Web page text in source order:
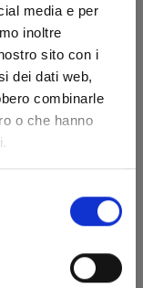
media e per
inoltre
sito con i
dei dati web,
combinarle
o che hanno